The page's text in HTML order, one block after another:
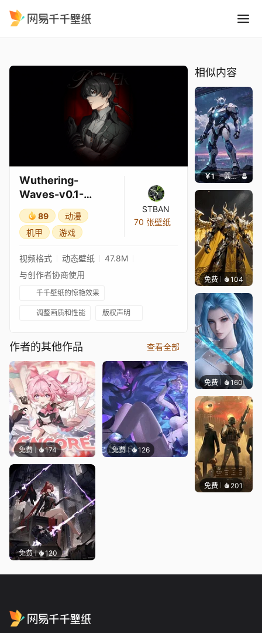
Wuthering-
Waves-v0.1-
Rover-(M)
89
动漫
机甲
游戏
STBAN
70 张壁纸
视频格式 动态壁纸
47.8M
与创作者协商使用
千千壁纸的惊艳效果
调整画质和性能 版权声明
作者的其他作品 查看全部
免费 174 免费 126
免费 120
相似内容
￥1 巽九Nine
免费 104渔小小
免费 160好看
免费 201
千千壁纸
等作者